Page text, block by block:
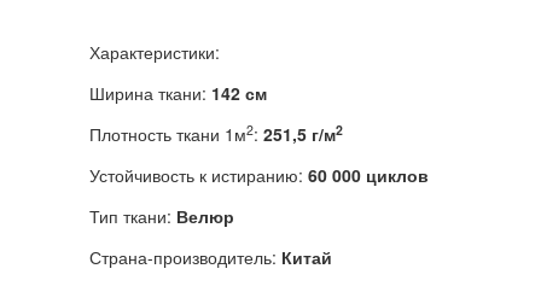
Характеристики:
Ширина ткани: 142 см
Плотность ткани 1м2: 251,5 г/м2
Устойчивость к истиранию: 60 000 циклов
Тип ткани: Велюр
Страна-производитель: Китай